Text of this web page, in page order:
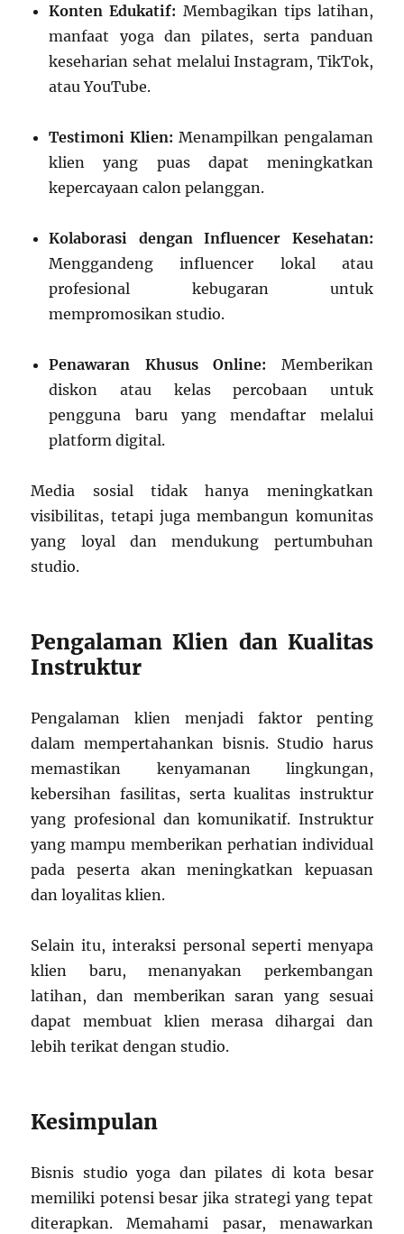
Konten Edukatif: Membagikan tips latihan,
manfaat yoga dan pilates, serta panduan
keseharian sehat melalui Instagram, TikTok,
atau YouTube.
Testimoni Klien: Menampilkan pengalaman
klien yang puas dapat meningkatkan
kepercayaan calon pelanggan.
Kolaborasi dengan Influencer Kesehatan:
Menggandeng influencer lokal atau
profesional kebugaran untuk
mempromosikan studio.
Penawaran Khusus Online: Memberikan
diskon atau kelas percobaan untuk
pengguna baru yang mendaftar melalui
platform digital.
Media sosial tidak hanya meningkatkan
visibilitas, tetapi juga membangun komunitas
yang loyal dan mendukung pertumbuhan
studio.
Pengalaman Klien dan Kualitas
Instruktur
Pengalaman klien menjadi faktor penting
dalam mempertahankan bisnis. Studio harus
memastikan kenyamanan lingkungan,
kebersihan fasilitas, serta kualitas instruktur
yang profesional dan komunikatif. Instruktur
yang mampu memberikan perhatian individual
pada peserta akan meningkatkan kepuasan
dan loyalitas klien.
Selain itu, interaksi personal seperti menyapa
klien baru, menanyakan perkembangan
latihan, dan memberikan saran yang sesuai
dapat membuat klien merasa dihargai dan
lebih terikat dengan studio.
Kesimpulan
Bisnis studio yoga dan pilates di kota besar
memiliki potensi besar jika strategi yang tepat
diterapkan. Memahami pasar, menawarkan